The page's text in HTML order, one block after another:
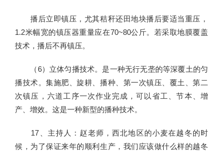
播后立即镇压，尤其秸秆还田地块播后要适当重压，
1.2米幅宽的镇压器重量应在70~80公斤。若采取地膜覆盖
技术，播后不再镇压。
（6）立体匀播技术。是一种无行无垄的等深覆土的匀
播技术。集施肥、旋耕、播种、第一次镇压、覆土、第二
次镇压，六道工序一次作业完成，可以省工、节本、增
产、增效。这是一种新型的播种技术。
17、主持人：赵老师，西北地区的小麦在越冬的时
候，为了保证来年的顺利生产，我们应该做什么样的越冬